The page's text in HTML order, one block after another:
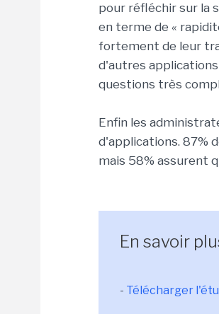
pour réfléchir sur la
en terme de «
fortement de leur
d'autres
questions très
Enfin les
d'applications. 87%
mais 58% assurent
En savoir
- Télécharger